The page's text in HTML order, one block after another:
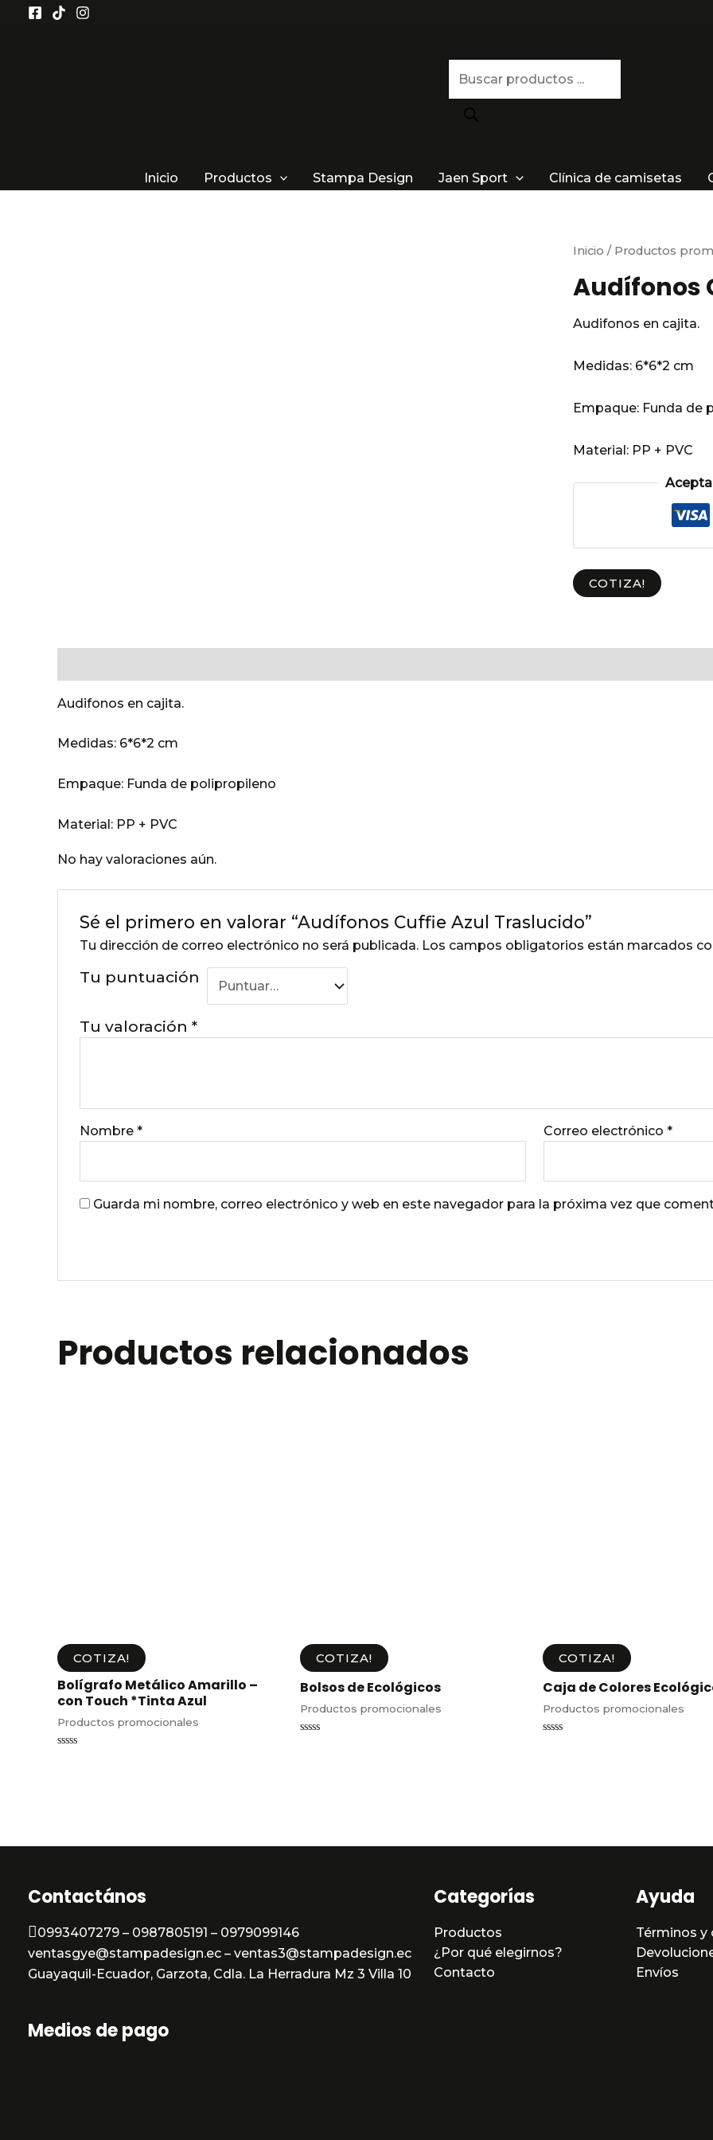
productos
Inicio Productos Stampa Design Jaen Sport Clínica de camisetas
Inicio / Productos
Audífonos
Audifonos en cajita.
Medidas: 6*6*2 cm
Empaque: Funda de
Material: PP + PVC
COTIZA!
Audifonos en cajita.
Medidas: 6*6*2 cm
Empaque: Funda de polipropileno
Material: PP + PVC
No hay valoraciones aún.
Sé el primero en valorar “Audífonos Cuffie Azul Traslucido”
Tu dirección de correo electrónico no será publicada. Los campos obligatorios están marcados
Tu puntuación
Tu valoración *
Nombre * Correo electrónico*
Guarda mi nombre, correo electrónico y web en este navegador para la próxima vez que
Productos relacionados
COTIZA!
Bolígrafo Metálico Amarillo –
con Touch *Tinta Azul
Productos promocionales
COTIZA!
Bolsos de Ecológicos
Productos promocionales
COTIZA!
Caja de Colores
Productos promocionales
Contactános
0993407279 – 0987805191 – 0979099146
ventasgye@stampadesign.ec – ventas3@stampadesign.ec
Guayaquil-Ecuador, Garzota, Cdla. La Herradura Mz 3 Villa 10
Medios de pago
Categorías
Productos
¿Por qué elegirnos?
Contacto
Ayuda
Términos y
Envíos